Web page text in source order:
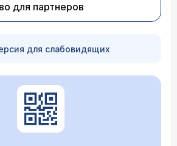
для партнеров
для слабовидящих